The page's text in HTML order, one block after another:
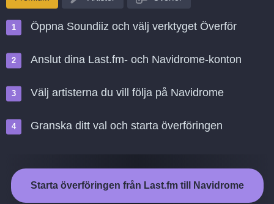
Öppna Soundiiz och välj verktyget Överför
Anslut dina Last.fm- och Navidrome-konton
Välj artisterna du vill följa på Navidrome
Granska ditt val och starta överföringen
Starta överföringen från Last.fm till Navidrome